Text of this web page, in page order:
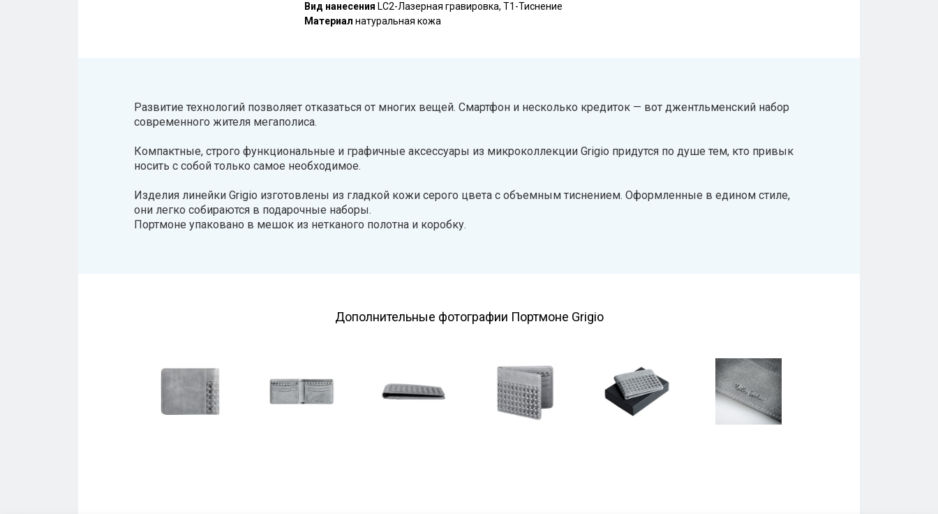
Вид нанесения LC2-Лазерная гравировка, T1-Тиснение
Материал натуральная кожа
Развитие технологий позволяет отказаться от многих вещей. Смартфон и несколько кредиток — вот джентльменский набор
современного жителя мегаполиса.
Компактные, строго функциональные и графичные аксессуары из микроколлекции Grigio придутся по душе тем, кто привык
носить с собой только самое необходимое.
Изделия линейки Grigio изготовлены из гладкой кожи серого цвета с объемным тиснением. Оформленные в едином стиле,
они легко собираются в подарочные наборы.
Портмоне упаковано в мешок из нетканого полотна и коробку.
Дополнительные фотографии Портмоне Grigio